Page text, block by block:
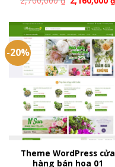
-20%
Theme WordPress cửa
hàng bán hoa 01